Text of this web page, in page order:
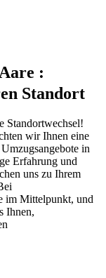
:
Standort
Standortwechsel!
wir Ihnen eine
in
Erfahrung und
uns zu Ihrem
im Mittelpunkt, und
Ihnen,